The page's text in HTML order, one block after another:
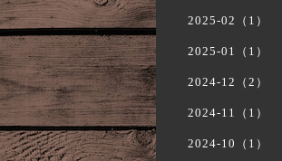
2025-02（1）
2025-01（1）
2024-12（2）
2024-11（1）
2024-10（1）